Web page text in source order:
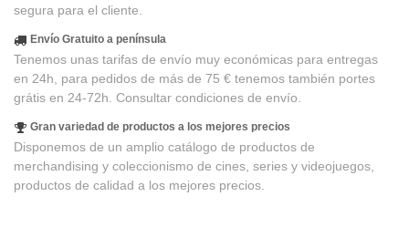
segura para el cliente.
Envío Gratuito a península
Tenemos unas tarifas de envío muy económicas para entregas
en 24h, para pedidos de más de 75 € tenemos también portes
grátis en 24-72h. Consultar condiciones de envío.
Gran variedad de productos a los mejores precios
Disponemos de un amplio catálogo de productos de
merchandising y coleccionismo de cines, series y videojuegos,
productos de calidad a los mejores precios.